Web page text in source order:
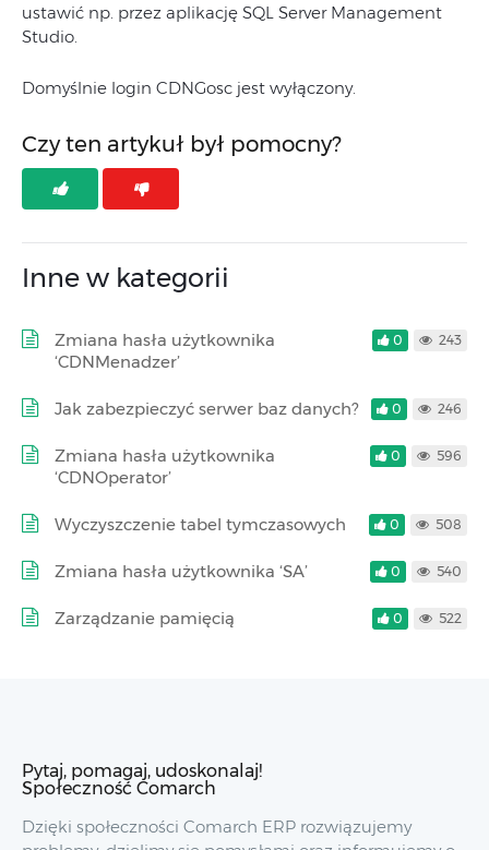
ustawić np. przez aplikację SQL Server Management
Studio.
Domyślnie login CDNGosc jest wyłączony.
Czy ten artykuł był pomocny?
Inne w kategorii
Zmiana hasła użytkownika
‘CDNMenadzer’
0 243
Jak zabezpieczyć serwer baz danych? 0 246
Zmiana hasła użytkownika
‘CDNOperator’
0 596
Wyczyszczenie tabel tymczasowych 0 508
Zmiana hasła użytkownika ‘SA’ 0 540
Zarządzanie pamięcią 0 522
Pytaj, pomagaj, udoskonalaj!
Społeczność Comarch
Dzięki społeczności Comarch ERP rozwiązujemy